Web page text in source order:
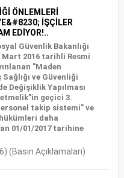
ÖNLEMLERİ
İŞÇİLER
EDİYOR!..
Güvenlik Bakanlığı
Mart 2016 tarihli Resmi
"Maden
ve Güvenliği
Değişiklik Yapılması
geçici 3.
takip sistemi" ve
daha
01/01/2017 tarihine
(Basın Açıklamaları)